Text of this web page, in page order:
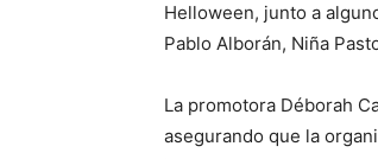
Helloween, junto a
Pablo Alborán, Niña
La promotora Déborah
asegurando que la